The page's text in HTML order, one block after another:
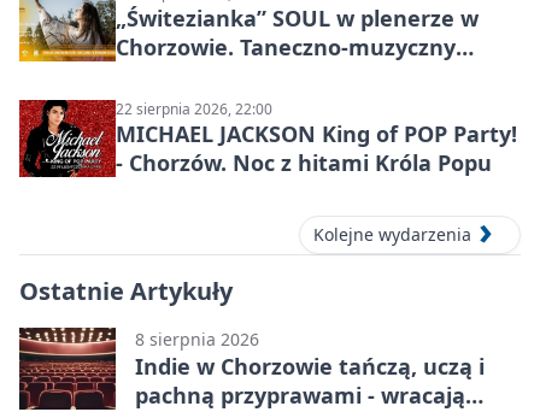
„Świtezianka” SOUL w plenerze w
Chorzowie. Taneczno-muzyczny
22 sierpnia 2026, 22:00
MICHAEL JACKSON King of POP Party!
- Chorzów. Noc z hitami Króla Popu
Kolejne wydarzenia
Ostatnie Artykuły
8 sierpnia 2026
Indie w Chorzowie tańczą, uczą i
pachną przyprawami - wracają